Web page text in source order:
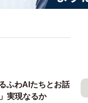
ふわAIたちとお話
実現なるか